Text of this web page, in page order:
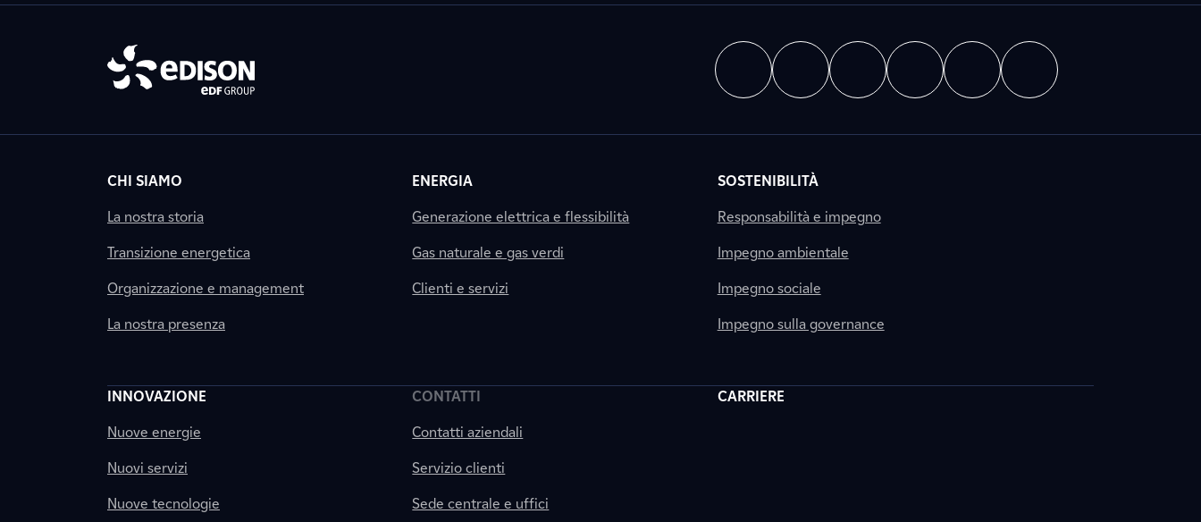
CHI SIAMO
La nostra storia
Transizione energetica
Organizzazione e management
La nostra presenza
ENERGIA
Generazione elettrica e flessibilità
Gas naturale e gas verdi
Clienti e servizi
SOSTENIBILITÀ
Responsabilità e impegno
Impegno ambientale
Impegno sociale
Impegno sulla governance
INNOVAZIONE
Nuove energie
Nuovi servizi
Nuove tecnologie
CONTATTI
Contatti aziendali
Servizio clienti
Sede centrale e uffici
CARRIERE